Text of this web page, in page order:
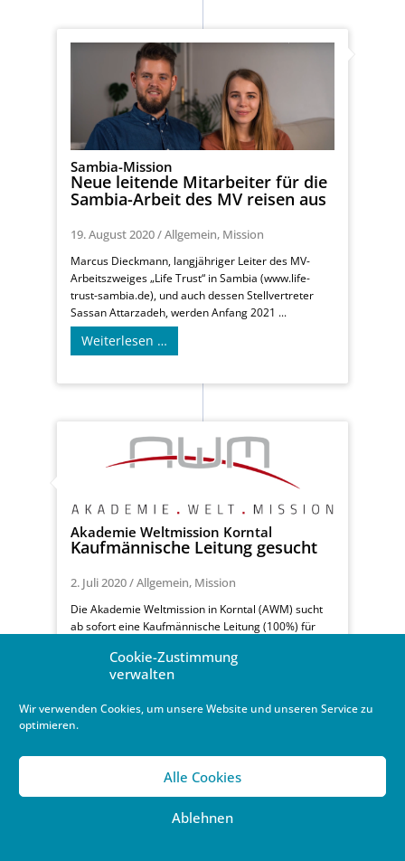
Cookie-Zustimmung
verwalten
Wir verwenden Cookies, um unsere Website und unseren Service zu
optimieren.
Alle Cookies
Ablehnen
Sambia-Mission
Neue leitende Mitarbeiter für die
Sambia-Arbeit des MV reisen aus
19. August 2020/Allgemein, Mission
Marcus Dieckmann, langjähriger Leiter des MV-
Arbeitszweiges „Life Trust“ in Sambia (www.life-
trust-sambia.de), und auch dessen Stellvertreter
Sassan Attarzadeh, werden Anfang 2021 ...
Weiterlesen …
Akademie Weltmission Korntal
Kaufmännische Leitung gesucht
2. Juli 2020/Allgemein, Mission
Die Akademie Weltmission in Korntal (AWM) sucht
ab sofort eine Kaufmännische Leitung (100%) für
Anstellung ...